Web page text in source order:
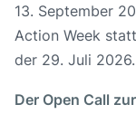
13. September
Action Week
der 29. Juli 2026.
Der Open Call